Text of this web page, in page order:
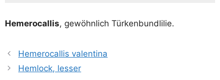
Hemero­cal­lis, gewöhn­lich Türkenbundlilie.
Hemerocallis valentina
Hemlock, lesser